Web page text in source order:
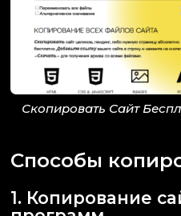
Скопировать Сайт
Способы
1. Копирование